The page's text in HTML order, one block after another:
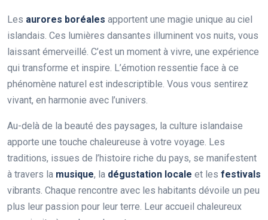
Les aurores boréales apportent une magie unique au ciel
islandais. Ces lumières dansantes illuminent vos nuits, vous
laissant émerveillé. C’est un moment à vivre, une expérience
qui transforme et inspire. L’émotion ressentie face à ce
phénomène naturel est indescriptible. Vous vous sentirez
vivant, en harmonie avec l’univers.
Au-delà de la beauté des paysages, la culture islandaise
apporte une touche chaleureuse à votre voyage. Les
traditions, issues de l’histoire riche du pays, se manifestent
à travers la musique, la dégustation locale et les festivals
vibrants. Chaque rencontre avec les habitants dévoile un peu
plus leur passion pour leur terre. Leur accueil chaleureux